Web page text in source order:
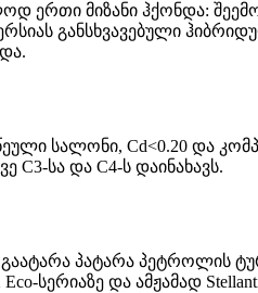
ერთი მიზანი ჰქონდა:
განსხვავებული
სალონი, Cd<0.20 და
სა და C4-ს დაინახავს.
პატარა პეტროლის
სერიაზე და ამჟამად